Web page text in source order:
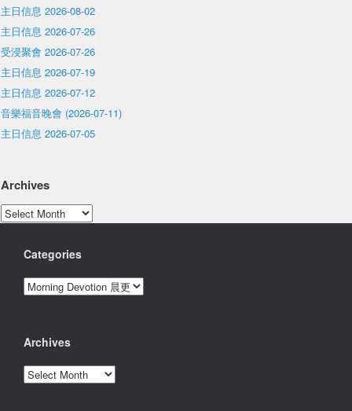
主日信息 2026-08-02
主日信息 2026-07-26
受浸聚會 2026-07-26
主日信息 2026-07-19
主日信息 2026-07-12
音樂福音晚會 (2026-07-11)
主日信息 2026-07-05
Archives
Archives
Categories
Categories
Archives
Archives